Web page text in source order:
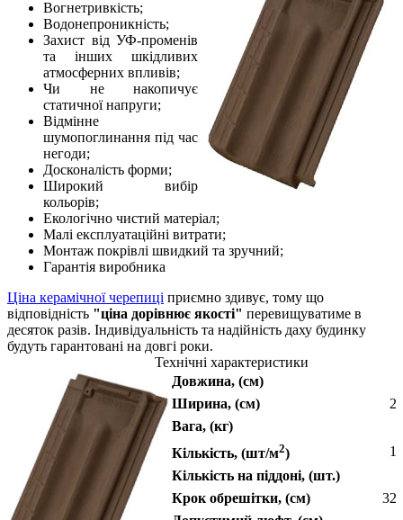
Вогнетривкість;
Водонепроникність;
Захист від УФ-променів
та інших шкідливих
атмосферних впливів;
Чи не накопичує
статичної напруги;
Відмінне
шумопоглинання під час
негоди;
Досконалість форми;
Широкий вибір
кольорів;
Екологічно чистий матеріал;
Малі експлуатаційні витрати;
Монтаж покрівлі швидкий та зручний;
Гарантія виробника
Ціна керамічної черепиці приємно здивує, тому що
відповідність "ціна дорівнює якості" перевищуватиме в
десяток разів. Індивідуальність та надійність даху будинку
будуть гарантовані на довгі роки.
Технічні характеристики
Довжина, (см)
Ширина, (см)
Вага, (кг)
Кількість, (шт/м2)
Кількість на піддоні, (шт.)
Крок обрешітки, (см)